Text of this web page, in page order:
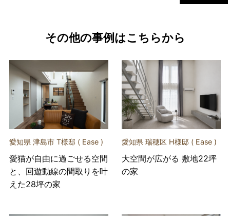
その他の事例はこちらから
愛知県 津島市 T様邸 ( Ease )
愛猫が自由に過ごせる空間
と、回遊動線の間取りを叶
えた28坪の家
愛知県 瑞穂区 H様邸 ( Ease )
大空間が広がる 敷地22坪
の家